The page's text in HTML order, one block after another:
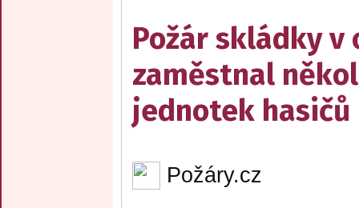
Požár skládky v
zaměstnal
jednotek hasičů
Požáry.cz